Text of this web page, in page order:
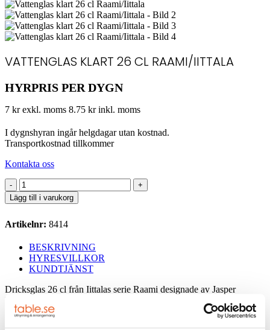
VATTENGLAS KLART 26 CL RAAMI/IITTALA
HYRPRIS PER DYGN
7 kr exkl. moms 8.75 kr inkl. moms
I dygnshyran ingår helgdagar utan kostnad.
Transportkostnad tillkommer
Kontakta oss
Vattenglas
klart
26
Raami/Iittala
Lägg till i varukorg
Artikelnr: 8414
BESKRIVNING
HYRESVILLKOR
KUNDTJÄNST
Dricksglas 26 cl från Iittalas serie Raami designade av Jasper
Morrison. Ett mångsidigt dricksglas med mönstrad design som ger
dukningen karaktär.